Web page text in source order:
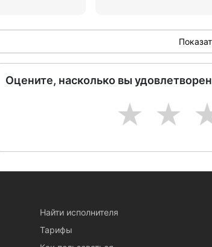
Оцените, насколько вы
3
2
1
Найти исполнителя
Тарифы